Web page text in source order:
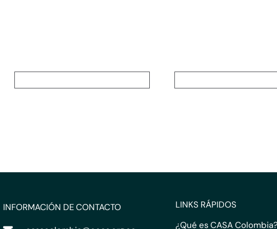
INFORMACIÓN DE CONTACTO
LINKS RÁPIDOS
¿Qué es CASA